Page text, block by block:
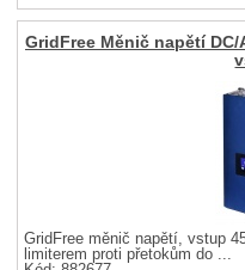
GridFree Měnič napětí DC/
GridFree měnič napětí, vstup
limiterem proti přetokům do ...